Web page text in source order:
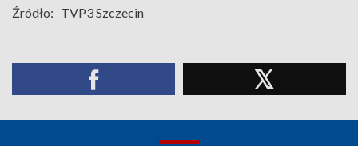
Źródło: TVP3 Szczecin